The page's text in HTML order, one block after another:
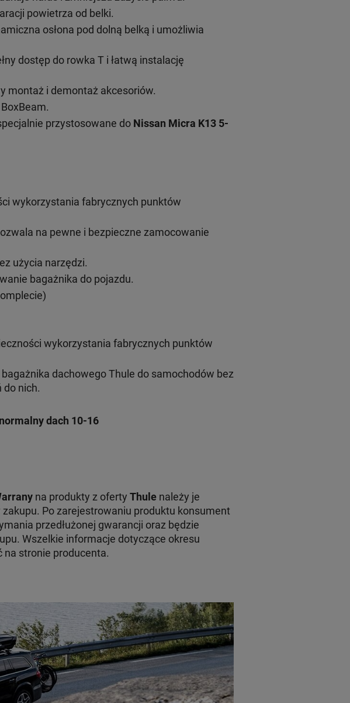
powietrza od belki.
osłona pod dolną belką i umożliwia
dostęp do rowka T i łatwą instalację
montaż i demontaż akcesoriów.
przystosowane doNissan Micra K13 5-
wykorzystania fabrycznych punktów
na pewne i bezpieczne zamocowanie
użycia narzędzi.
bagażnika do pojazdu.
wykorzystania fabrycznych punktów
dachowego Thule do samochodów bez
nich.
dach 10-16
na produkty z oferty Thulenależy je
Po zarejestrowaniu produktu konsument
przedłużonej gwarancji oraz będzie
Wszelkie informacje dotyczące okresu
na stronie producenta.